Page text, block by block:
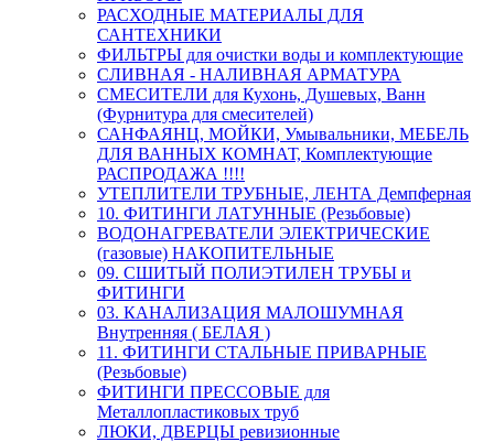
РАСХОДНЫЕ МАТЕРИАЛЫ ДЛЯ
САНТЕХНИКИ
ФИЛЬТРЫ для очистки воды и комплектующие
СЛИВНАЯ - НАЛИВНАЯ АРМАТУРА
СМЕСИТЕЛИ для Кухонь, Душевых, Ванн
(Фурнитура для смесителей)
САНФАЯНЦ, МОЙКИ, Умывальники, МЕБЕЛЬ
ДЛЯ ВАННЫХ КОМНАТ, Комплектующие
РАСПРОДАЖА !!!!
УТЕПЛИТЕЛИ ТРУБНЫЕ, ЛЕНТА Демпферная
10. ФИТИНГИ ЛАТУННЫЕ (Резьбовые)
ВОДОНАГРЕВАТЕЛИ ЭЛЕКТРИЧЕСКИЕ
(газовые) НАКОПИТЕЛЬНЫЕ
09. СШИТЫЙ ПОЛИЭТИЛЕН ТРУБЫ и
ФИТИНГИ
03. КАНАЛИЗАЦИЯ МАЛОШУМНАЯ
Внутренняя ( БЕЛАЯ )
11. ФИТИНГИ СТАЛЬНЫЕ ПРИВАРНЫЕ
(Резьбовые)
ФИТИНГИ ПРЕССОВЫЕ для
Металлопластиковых труб
ЛЮКИ, ДВЕРЦЫ ревизионные